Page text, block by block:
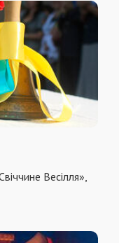
Весілля»,